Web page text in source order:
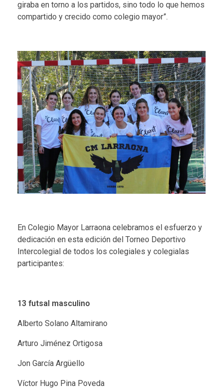
giraba en torno a los partidos, sino todo lo que hemos
compartido y crecido como colegio mayor”.
En Colegio Mayor Larraona celebramos el esfuerzo y
dedicación en esta edición del Torneo Deportivo
Intercolegial de todos los colegiales y colegialas
participantes:
13 futsal masculino
Alberto Solano Altamirano
Arturo Jiménez Ortigosa
Jon García Argüello
Víctor Hugo Pina Poveda